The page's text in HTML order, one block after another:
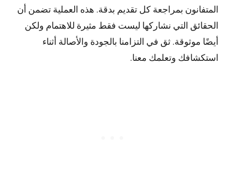
المتفانون بمراجعة كل تقديم بدقة. هذه العملية تضمن أن
الحقائق التي نشاركها ليست فقط مثيرة للاهتمام ولكن
أيضًا موثوقة. ثق في التزامنا بالجودة والأصالة أثناء
استكشافك وتعلمك معنا.